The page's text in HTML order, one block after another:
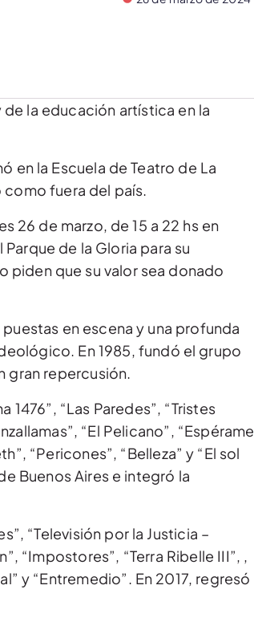
la educación artística en la
en la Escuela de Teatro de La
fuera del país.
26 de marzo, de 15 a 22 hs en
Parque de la Gloria para su
piden que su valor sea donado
en escena y una profunda
En 1985, fundó el grupo
gran repercusión.
“Las Paredes”, “Tristes
“El Pelicano”, “Espérame
“Pericones”, “Belleza” y “El sol
Buenos Aires e integró la
“Televisión por la Justicia –
“Impostores”, “Terra Ribelle III”, ,
y “Entremedio”. En 2017, regresó